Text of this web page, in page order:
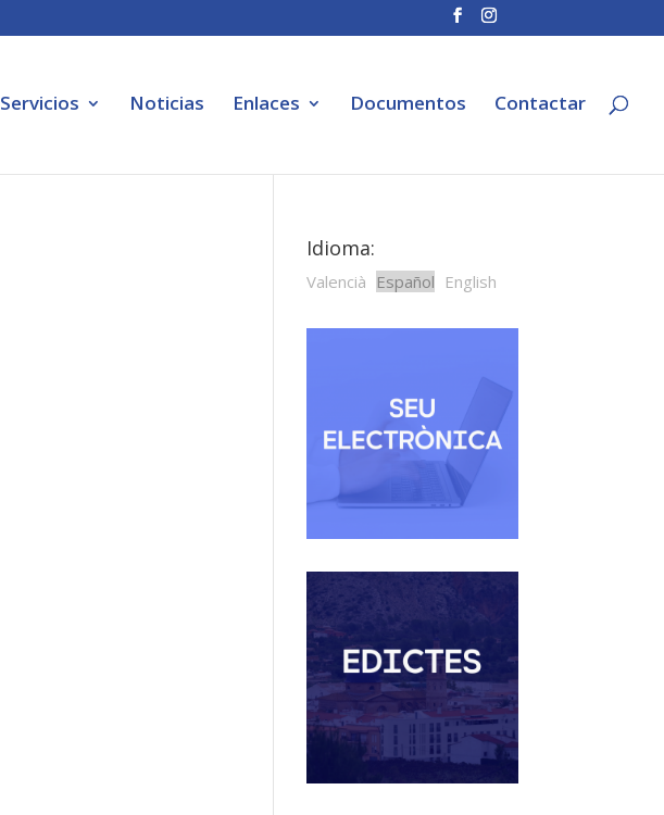
Servicios Noticias Enlaces Documentos Contactar
Idioma:
Valencià Español English